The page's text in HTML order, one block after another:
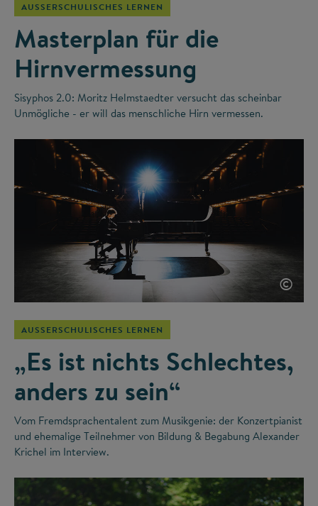
AUSSERSCHULISCHES LERNEN
Masterplan für die
Hirnvermessung
Sisyphos 2.0: Moritz Helmstaedter versucht das scheinbar
Unmögliche - er will das menschliche Hirn vermessen.
©
AUSSERSCHULISCHES LERNEN
„Es ist nichts Schlechtes,
anders zu sein“
Vom Fremdsprachentalent zum Musikgenie: der Konzertpianist
und ehemalige Teilnehmer von Bildung & Begabung Alexander
Krichel im Interview.